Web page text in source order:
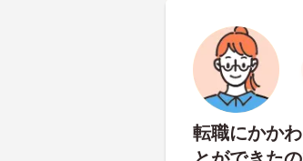
転職にかか